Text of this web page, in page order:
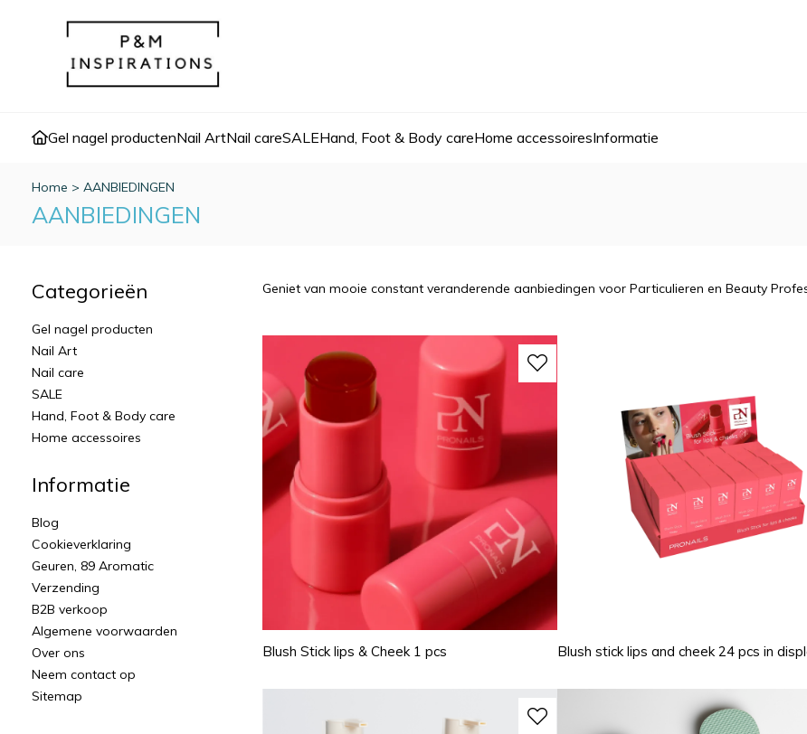
Gel nagel productenNail ArtNail careSALEHand, Foot & Body careHome accessoiresInformatie
Home > AANBIEDINGEN
AANBIEDINGEN
Categorieën
Gel nagel producten
Nail Art
Nail care
SALE
Hand, Foot & Body care
Home accessoires
Informatie
Blog
Cookieverklaring
Geuren, 89 Aromatic
Verzending
B2B verkoop
Algemene voorwaarden
Over ons
Neem contact op
Sitemap
Geniet van mooie constant veranderende aanbiedingen voor Particulieren en Beauty
Blush Stick lips & Cheek 1 pcs Blush stick lips and cheek 24 pcs in